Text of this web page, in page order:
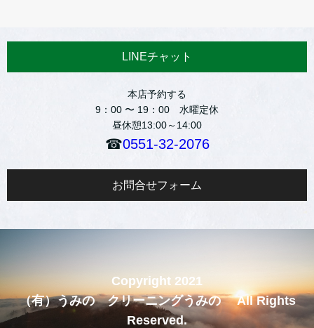
LINEチャット
本店予約する
9：00 〜 19：00 水曜定休
昼休憩13:00～14:00
☎0551-32-2076
お問合せフォーム
Copyright 2021
（有）うみの クリーニングうみの All Rights
Reserved.